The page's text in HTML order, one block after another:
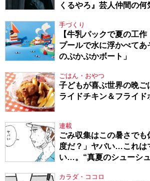
くるやろ』芸人仲間の
手づくり
【牛乳パックで夏の工
プールで水に浮かべてあ
のぷかぷかボート」
ごはん・おやつ
子どもが喜ぶ世界の晩ご
ライドチキン＆フライド
連載
ごみ収集はこの暑さで
度だ？」ヤバい…これは
い…。“真夏のシューシ
カラダ・ココロ